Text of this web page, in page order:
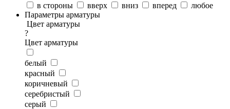
в стороны
вверх вниз вперед
любое
Параметры арматуры
Цвет арматуры
?
Цвет арматуры
белый
красный
коричневый
серебристый
серый